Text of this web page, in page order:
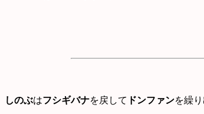
しのぶはフシギバナを戻して ドンファンを繰り